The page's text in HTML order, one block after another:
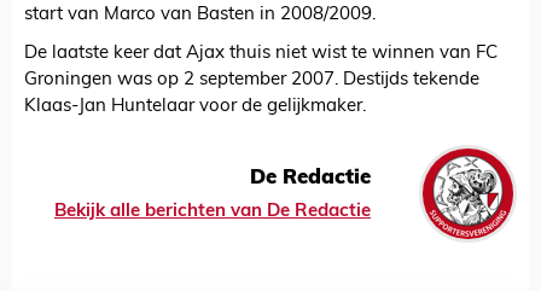
start van Marco van Basten in 2008/2009.
De laatste keer dat Ajax thuis niet wist te winnen van FC
Groningen was op 2 september 2007. Destijds tekende
Klaas-Jan Huntelaar voor de gelijkmaker.
De Redactie
Bekijk alle berichten van De Redactie